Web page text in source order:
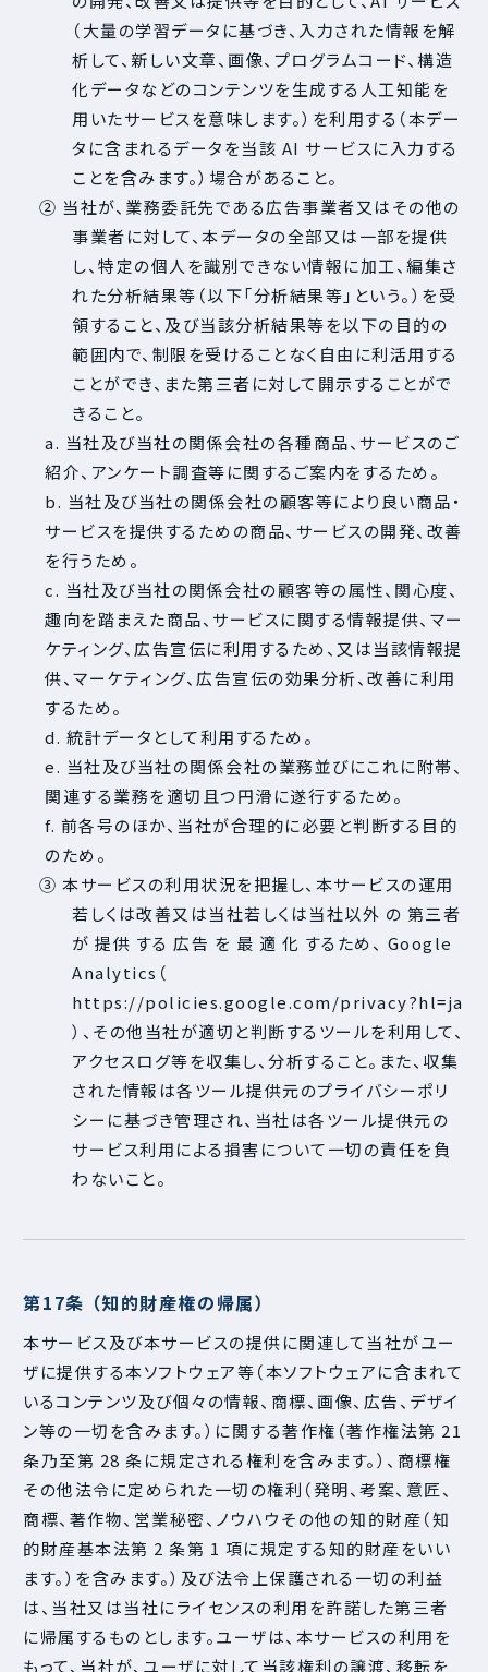
（大量の学習データに基づき、入力された情報を解
析して、新しい文章、画像、プログラムコード、構造
化データなどのコンテンツを生成する人工知能を
用いたサービスを意味します。）を利用する（本デー
タに含まれるデータを当該 AI サービスに入力する
ことを含みます。）場合があること。
② 当社が、業務委託先である広告事業者又はその他の
事業者に対して、本データの全部又は一部を提供
し、特定の個人を識別できない情報に加工、編集さ
れた分析結果等（以下「分析結果等」という。）を受
領すること、及び当該分析結果等を以下の目的の
範囲内で、制限を受けることなく自由に利活用する
ことができ、また第三者に対して開示することがで
きること。
a. 当社及び当社の関係会社の各種商品、サービスのご
紹介、アンケート調査等に関するご案内をするため。
b. 当社及び当社の関係会社の顧客等により良い商品・
サービスを提供するための商品、サービスの開発、改善
を行うため。
c. 当社及び当社の関係会社の顧客等の属性、関心度、
趣向を踏まえた商品、サービスに関する情報提供、マー
ケティング、広告宣伝に利用するため、又は当該情報提
供、マーケティング、広告宣伝の効果分析、改善に利用
するため。
d. 統計データとして利用するため。
e. 当社及び当社の関係会社の業務並びにこれに附帯、
関連する業務を適切且つ円滑に遂行するため。
f. 前各号のほか、当社が合理的に必要と判断する目的
のため。
③ 本サービスの利用状況を把握し、本サービスの運用
若しくは改善又は当社若しくは当社以外 の 第三者
が 提供 する 広告 を 最 適 化 するため、 Google
Analytics（
https://policies.google.com/privacy?hl=ja
）、その他当社が適切と判断するツールを利用して、
アクセスログ等を収集し、分析すること。また、収集
された情報は各ツール提供元のプライバシーポリ
シーに基づき管理され、当社は各ツール提供元の
サービス利用による損害について一切の責任を負
わないこと。
第17条 （知的財産権の帰属）
本サービス及び本サービスの提供に関連して当社がユー
ザに提供する本ソフトウェア等（本ソフトウェアに含まれて
いるコンテンツ及び個々の情報、商標、画像、広告、デザイ
ン等の一切を含みます。）に関する著作権（著作権法第 21
条乃至第 28 条に規定される権利を含みます。）、商標権
その他法令に定められた一切の権利（発明、考案、意匠、
商標、著作物、営業秘密、ノウハウその他の知的財産（知
的財産基本法第 2 条第 1 項に規定する知的財産をいい
ます。）を含みます。）及び法令上保護される一切の利益
は、当社又は当社にライセンスの利用を許諾した第三者
に帰属するものとします。ユーザは、本サービスの利用を
もって、当社が、ユーザに対して当該権利の譲渡、移転を